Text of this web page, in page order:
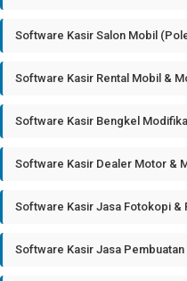
Software Kasir Salon Mobil
Software Kasir Rental Mobil &
Software Kasir Bengkel
Software Kasir Dealer Motor &
Software Kasir Jasa Fotokopi &
Software Kasir Jasa